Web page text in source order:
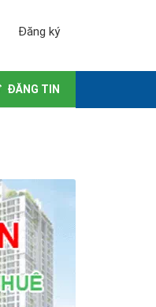
Đăng ký
ĐĂNG TIN